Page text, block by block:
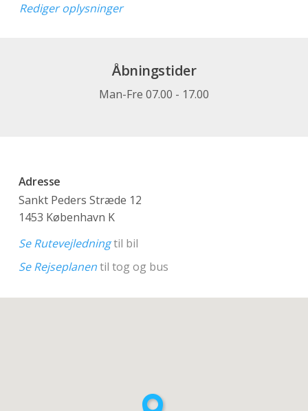
Rediger oplysninger
Åbningstider
Man-Fre 07.00 - 17.00
Adresse
Sankt Peders Stræde 12
1453 København K
Se Rutevejledningtil bil
Se Rejseplanentil tog og bus